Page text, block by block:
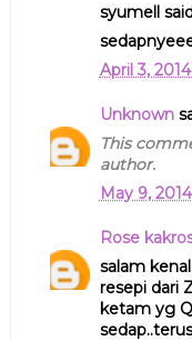
syumell
April 3,
Unknown
This
author.
May 9,
Rose
salam
resepi dari
ketam yg